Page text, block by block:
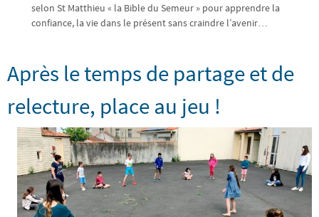
selon St Matthieu « la Bible du Semeur » pour apprendre la
confiance, la vie dans le présent sans craindre l’avenir…
Après le temps de partage et de
relecture, place au jeu !